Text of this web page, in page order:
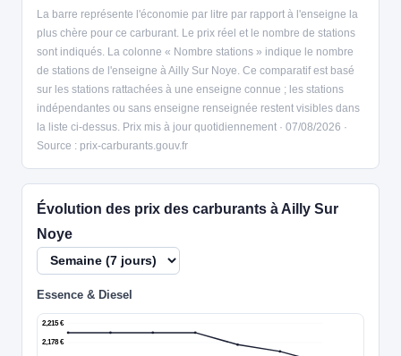
La barre représente l'économie par litre par rapport à l'enseigne la
plus chère pour ce carburant. Le prix réel et le nombre de stations
sont indiqués. La colonne « Nombre stations » indique le nombre
de stations de l'enseigne à Ailly Sur Noye. Ce comparatif est basé
sur les stations rattachées à une enseigne connue ; les stations
indépendantes ou sans enseigne renseignée restent visibles dans
la liste ci-dessus. Prix mis à jour quotidiennement · 07/08/2026 ·
Source : prix-carburants.gouv.fr
Évolution des prix des carburants à Ailly Sur
Noye
Essence & Diesel
2,178 €
2,215 €